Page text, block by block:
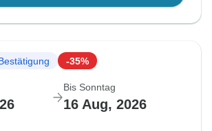
-35%
Bis Sonntag
16 Aug, 2026